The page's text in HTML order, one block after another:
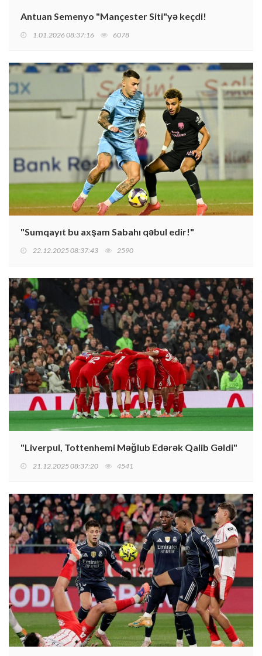
Antuan Semenyo "Mançester Siti"yə keçdi!
1.01.2026 08:37:16 6078
"Sumqayıt bu axşam Sabahı qəbul edir!"
22.12.2025 08:37:43 2590
"Liverpul, Tottenhemi Məğlub Edərək Qalib Gəldi"
21.12.2025 08:37:20 4541